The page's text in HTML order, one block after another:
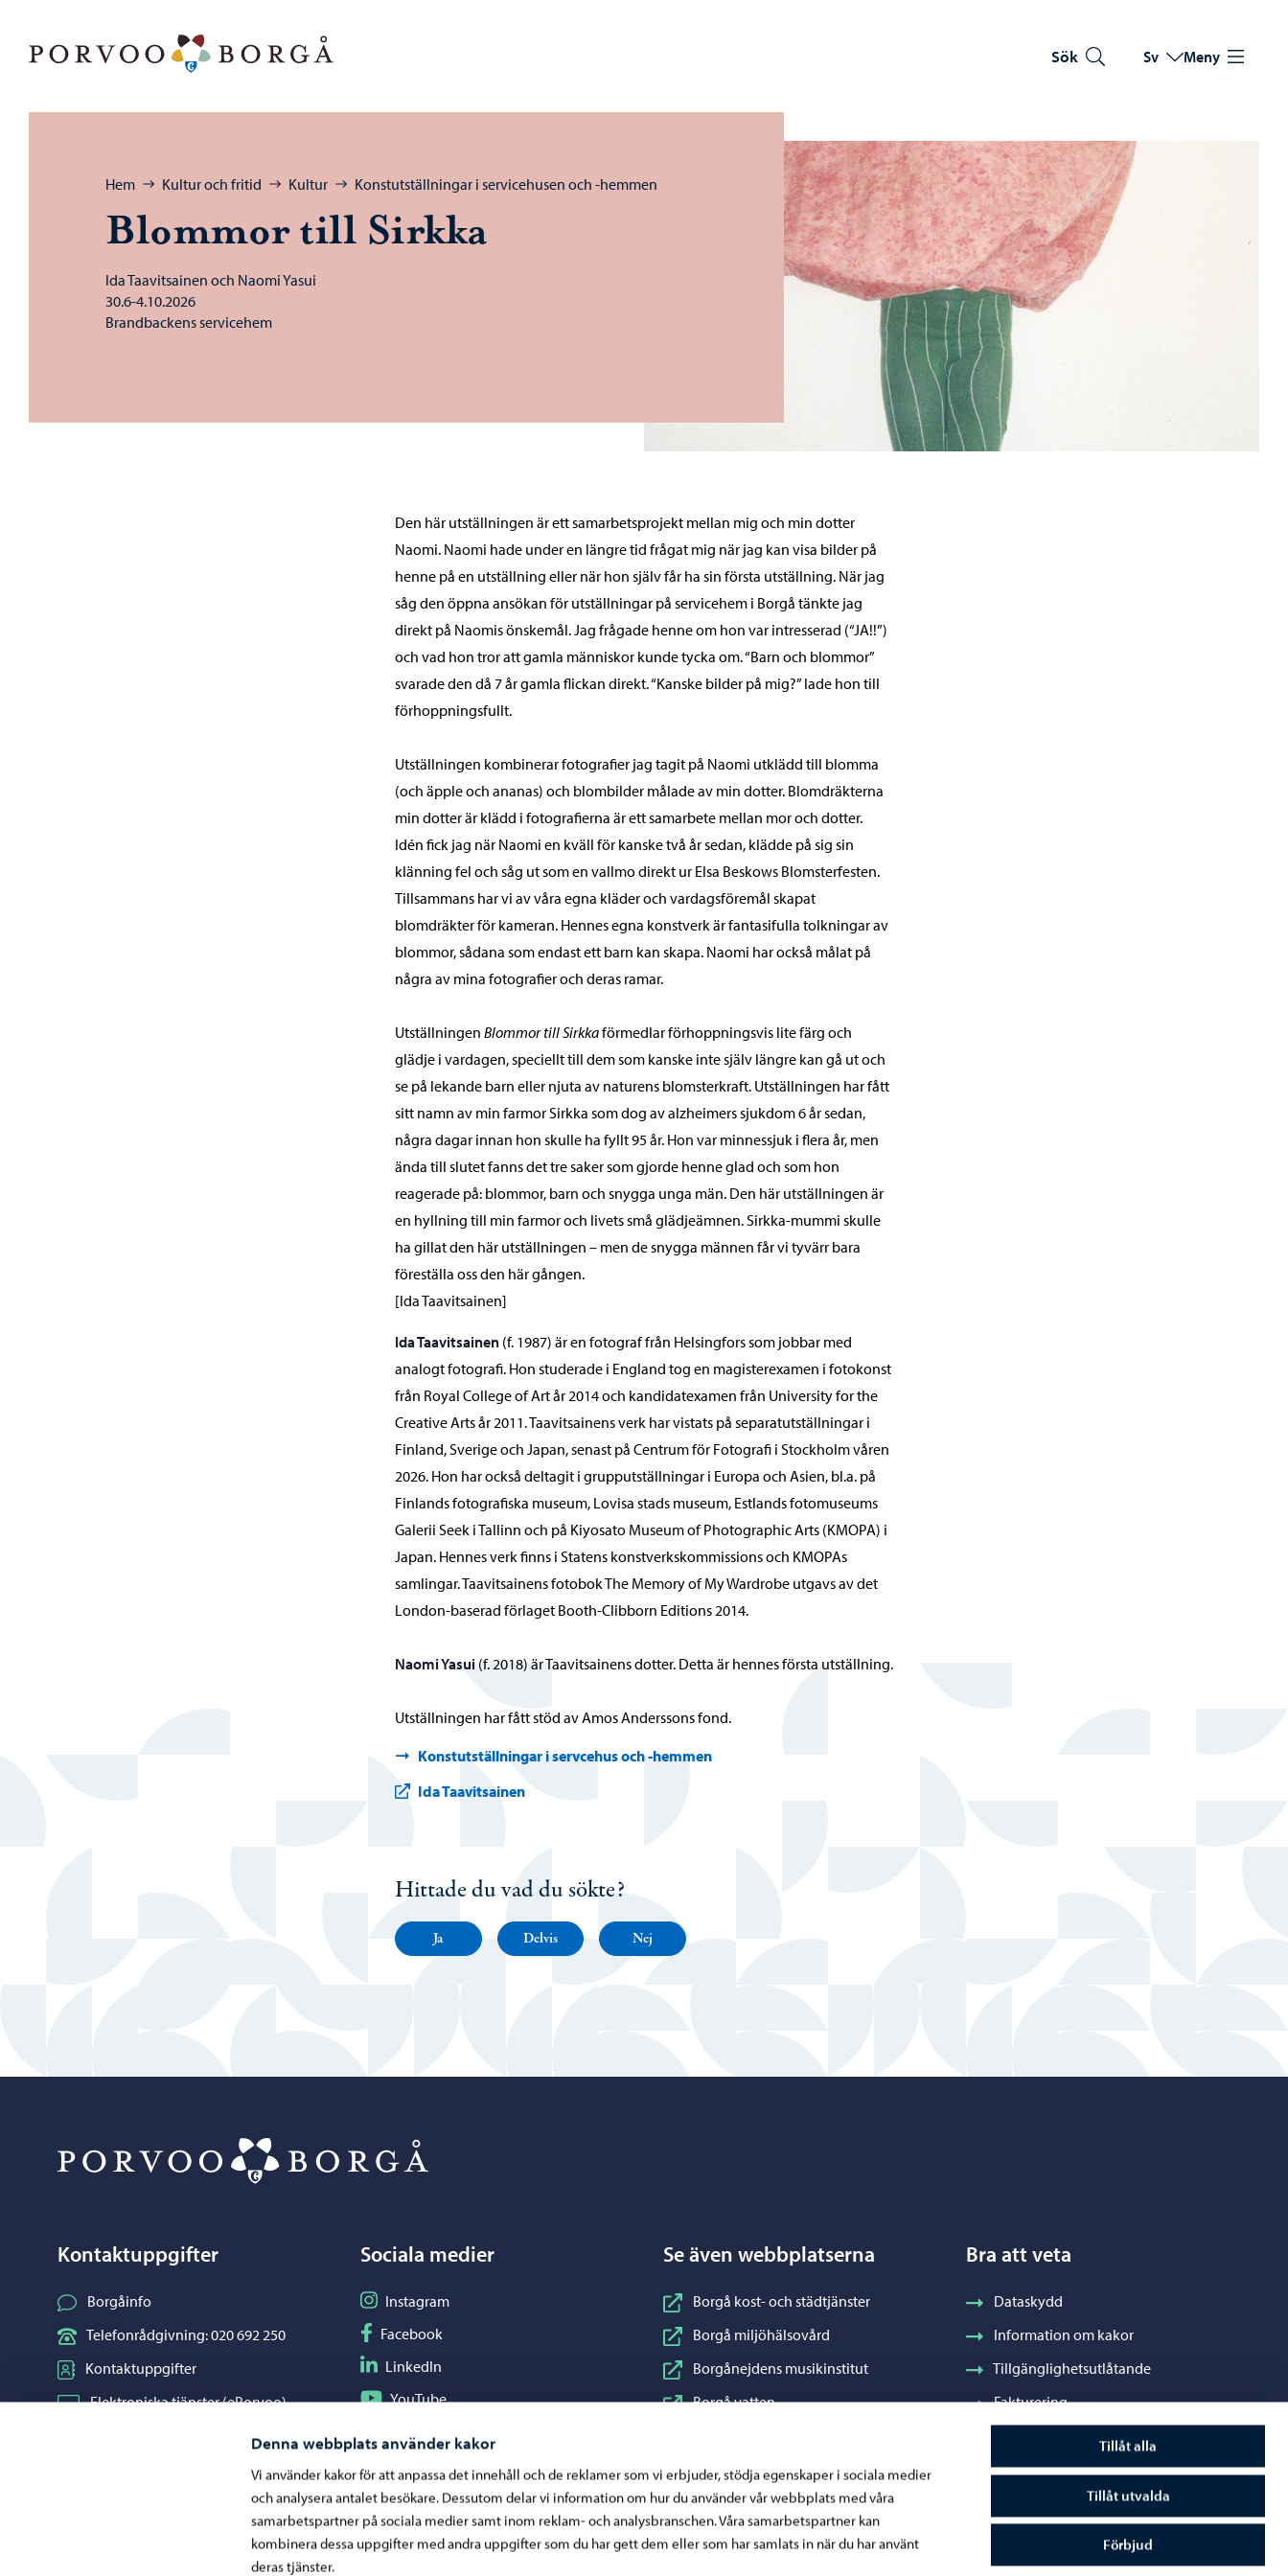
Denna webbplats använder kakor
Vi använder kakor för att anpassa det innehåll och de reklamer som vi erbjuder, stödja egenskaper i sociala medier
och analysera antalet besökare. Dessutom delar vi information om hur du använder vår webbplats med våra
samarbetspartner på sociala medier samt inom reklam- och analysbranschen. Våra samarbetspartner kan
kombinera dessa uppgifter med andra uppgifter som du har gett dem eller som har samlats in när du har använt
deras tjänster.
Tillåt alla
Tillåt utvalda
Förbjud
Sök Byt språk
Nuvarande språk:
Sv Meny
Bläddra:
Hem Kultur och fritid Kultur Konstutställningar i servicehusen och -hemmen
Blommor till Sirkka
Ida Taavitsainen och Naomi Yasui
30.6-4.10.2026
Brandbackens servicehem
Den här utställningen är ett samarbetsprojekt mellan mig och min dotter
Naomi. Naomi hade under en längre tid frågat mig när jag kan visa bilder på
henne på en utställning eller när hon själv får ha sin första utställning. När jag
såg den öppna ansökan för utställningar på servicehem i Borgå tänkte jag
direkt på Naomis önskemål. Jag frågade henne om hon var intresserad (“JA!!”)
och vad hon tror att gamla människor kunde tycka om. “Barn och blommor”
svarade den då 7 år gamla flickan direkt. “Kanske bilder på mig?” lade hon till
förhoppningsfullt.
Utställningen kombinerar fotografier jag tagit på Naomi utklädd till blomma
(och äpple och ananas) och blombilder målade av min dotter. Blomdräkterna
min dotter är klädd i fotografierna är ett samarbete mellan mor och dotter.
Idén fick jag när Naomi en kväll för kanske två år sedan, klädde på sig sin
klänning fel och såg ut som en vallmo direkt ur Elsa Beskows Blomsterfesten.
Tillsammans har vi av våra egna kläder och vardagsföremål skapat
blomdräkter för kameran. Hennes egna konstverk är fantasifulla tolkningar av
blommor, sådana som endast ett barn kan skapa. Naomi har också målat på
några av mina fotografier och deras ramar.
Utställningen Blommor till Sirkkaförmedlar förhoppningsvis lite färg och
glädje i vardagen, speciellt till dem som kanske inte själv längre kan gå ut och
se på lekande barn eller njuta av naturens blomsterkraft. Utställningen har fått
sitt namn av min farmor Sirkka som dog av alzheimers sjukdom 6 år sedan,
några dagar innan hon skulle ha fyllt 95 år. Hon var minnessjuk i flera år, men
ända till slutet fanns det tre saker som gjorde henne glad och som hon
reagerade på: blommor, barn och snygga unga män. Den här utställningen är
en hyllning till min farmor och livets små glädjeämnen. Sirkka-mummi skulle
ha gillat den här utställningen – men de snygga männen får vi tyvärr bara
föreställa oss den här gången.
[Ida Taavitsainen]
Ida Taavitsainen (f. 1987) är en fotograf från Helsingfors som jobbar med
analogt fotografi. Hon studerade i England tog en magisterexamen i fotokonst
från Royal College of Art år 2014 och kandidatexamen från University for the
Creative Arts år 2011. Taavitsainens verk har vistats på separatutställningar i
Finland, Sverige och Japan, senast på Centrum för Fotografi i Stockholm våren
2026. Hon har också deltagit i grupputställningar i Europa och Asien, bl.a. på
Finlands fotografiska museum, Lovisa stads museum, Estlands fotomuseums
Galerii Seek i Tallinn och på Kiyosato Museum of Photographic Arts (KMOPA) i
Japan. Hennes verk finns i Statens konstverkskommissions och KMOPAs
samlingar. Taavitsainens fotobok The Memory of My Wardrobe utgavs av det
London-baserad förlaget Booth-Clibborn Editions 2014.
Naomi Yasui (f. 2018) är Taavitsainens dotter. Detta är hennes första utställning.
Utställningen har fått stöd av Amos Anderssons fond.
Konstutställningar i servcehus och -hemmen
Ida Taavitsainen
Hittade du vad du sökte?
Ja Delvis Nej
Kontaktuppgifter
Borgåinfo
Telefonrådgivning: 020 692 250
Kontaktuppgifter
Elektroniska tjänster (ePorvoo)
Kartor och lägesinformation
Sociala medier
Följ på Instagram
Instagram
Följ på Facebook
Facebook
Följ på LinkedIn
LinkedIn
Följ på YouTube
YouTube
Se även webbplatserna
Borgå kost- och städtjänster
Borgå miljöhälsovård
Borgånejdens musikinstitut
Borgå vatten
Konstfabriken
Visit Porvoo
Östra Nylands välfärdsområde
Bra att veta
Dataskydd
Information om kakor
Tillgänglighetsutlåtande
Fakturering
Stadens visuella profil och vapen